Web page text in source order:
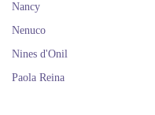
Nancy
Nenuco
Nines d'Onil
Paola Reina